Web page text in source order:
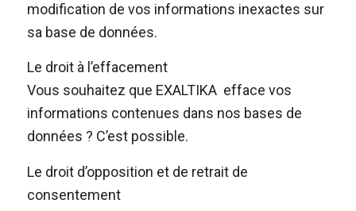
modification de vos informations inexactes sur
sa base de données.
Le droit à l’effacement
Vous souhaitez que EXALTIKA efface vos
informations contenues dans nos bases de
données ? C’est possible.
Le droit d’opposition et de retrait de
consentement